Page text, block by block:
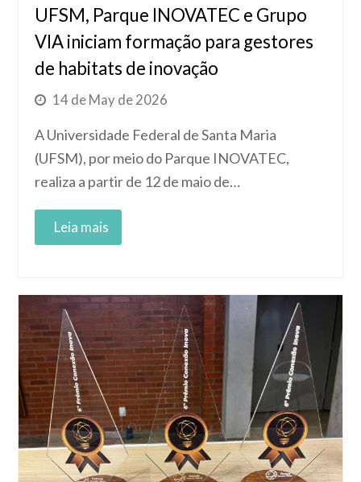
UFSM, Parque INOVATEC e Grupo
VIA iniciam formação para gestores
de habitats de inovação
14 de May de 2026
A Universidade Federal de Santa Maria
(UFSM), por meio do Parque INOVATEC,
realiza a partir de 12 de maio de…